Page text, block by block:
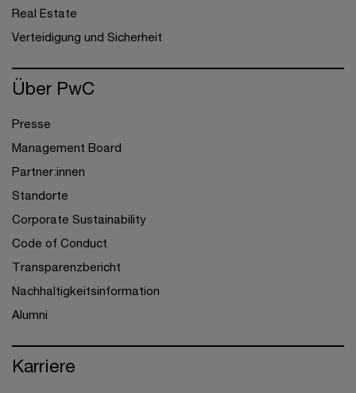
Real Estate
Verteidigung und Sicherheit
Über PwC
Presse
Management Board
Partner:innen
Standorte
Corporate Sustainability
Code of Conduct
Transparenzbericht
Nachhaltigkeitsinformation
Alumni
Karriere